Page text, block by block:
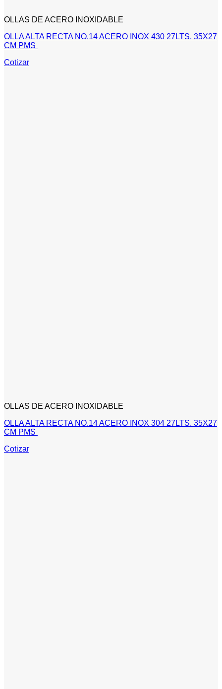
OLLAS DE ACERO INOXIDABLE
OLLA ALTA RECTA NO.14 ACERO INOX 430 27LTS. 35X27
CM PMS
Cotizar
OLLAS DE ACERO INOXIDABLE
OLLA ALTA RECTA NO.14 ACERO INOX 304 27LTS. 35X27
CM PMS
Cotizar